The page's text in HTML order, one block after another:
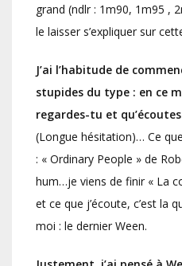
grand (ndlr : 1m90, 1m95 ,
le laisser s’expliquer sur
J’ai l’habitude de
stupides du type : en ce
regardes-tu et
(Longue hésitation)… Ce
: « Ordinary People » de
hum…je viens de finir « La
et ce que j’écoute, c’est la
moi : le dernier Ween.